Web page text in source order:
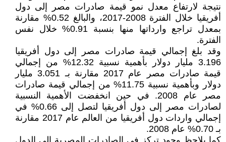
نتيجة لارتفاع معدل نمو قيمة صادرات مصر إلى دول
أفريقيا خلال الفترة 2008-2017، والبالغ 0.52% مقارنة
بمعدل تراجع وارداتها منها بنسبة 0.91% خلال نفس
الفترة.
وقد بلغ إجمالي قيمة صادرات مصر إلى دول أفريقيا
3.196 مليار دولار بأهمية نسبية 12.32% من إجمالي
قيمة صادرات مصر عام 2017 مقارنة بـ 3.051 مليار
دولار وبأهمية نسبية 11.75% من إجمالي قيمة صادرات
مصر عام 2008. في حين انخفضت الأهمية النسبية
لصادرات مصر إلى دول أفريقيا لتصل إلى 0.66% في
إجمالي واردات دول أفريقيا من العالم عام 2017 مقارنة
بـ 0.70% عام 2008.